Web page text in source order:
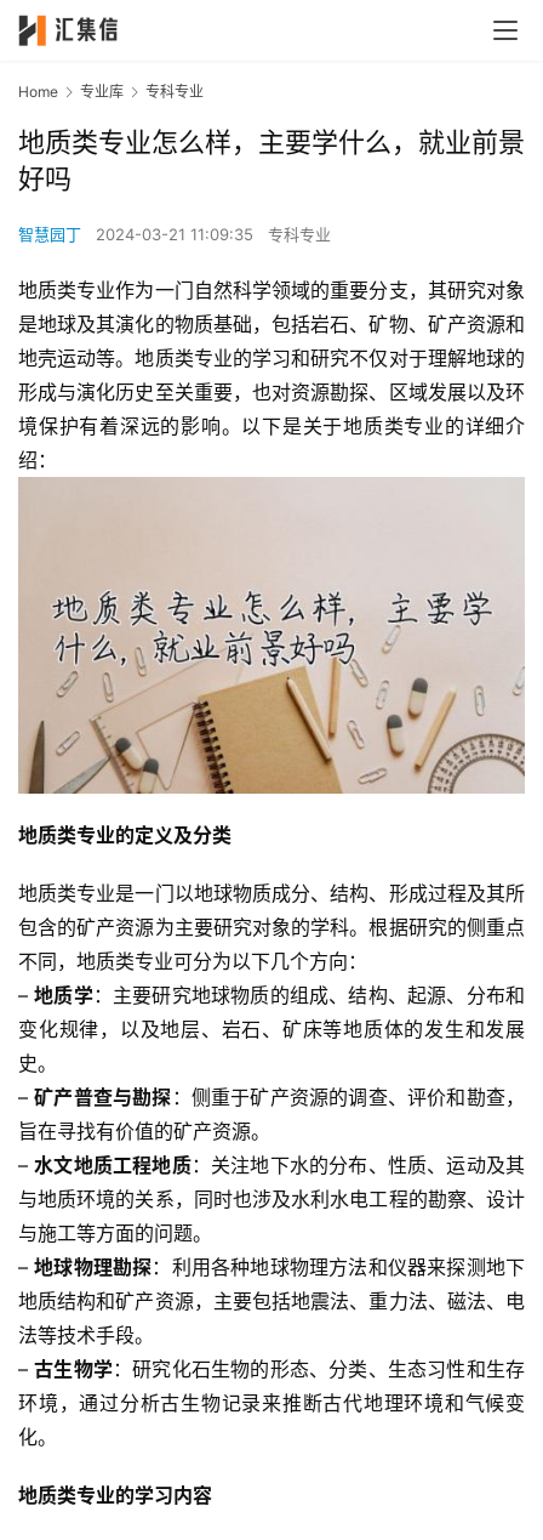
Home 专业库 专科专业
地质类专业怎么样，主要学什么，就业前景
好吗
智慧园丁 2024-03-21 11:09:35 专科专业
地质类专业作为一门自然科学领域的重要分支，其研究对象
是地球及其演化的物质基础，包括岩石、矿物、矿产资源和
地壳运动等。地质类专业的学习和研究不仅对于理解地球的
形成与演化历史至关重要，也对资源勘探、区域发展以及环
境保护有着深远的影响。以下是关于地质类专业的详细介
绍：
地质类专业的定义及分类
地质类专业是一门以地球物质成分、结构、形成过程及其所
包含的矿产资源为主要研究对象的学科。根据研究的侧重点
不同，地质类专业可分为以下几个方向：
– 地质学：主要研究地球物质的组成、结构、起源、分布和
变化规律，以及地层、岩石、矿床等地质体的发生和发展
史。
– 矿产普查与勘探 ：侧重于矿产资源的调查、评价和勘查，
旨在寻找有价值的矿产资源。
– 水文地质工程地质：关注地下水的分布、性质、运动及其
与地质环境的关系，同时也涉及水利水电工程的勘察、设计
与施工等方面的问题。
– 地球物理勘探：利用各种地球物理方法和仪器来探测地下
地质结构和矿产资源，主要包括地震法、重力法、磁法、电
法等技术手段。
– 古生物学：研究化石生物的形态、分类、生态习性和生存
环境，通过分析古生物记录来推断古代地理环境和气候变
化。
地质类专业的学习内容